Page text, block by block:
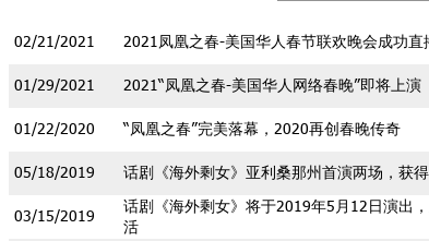
02/21/2021 2021凤凰之春-美国华人春节联欢晚会成功直
01/29/2021 2021“凤凰之春-美国华人网络春晚”即将上演
01/22/2020 “凤凰之春”完美落幕，2020再创春晚传奇
05/18/2019 话剧《海外剩女》亚利桑那州首演两场，获
03/15/2019
话剧《海外剩女》将于2019年5月12日演出
活